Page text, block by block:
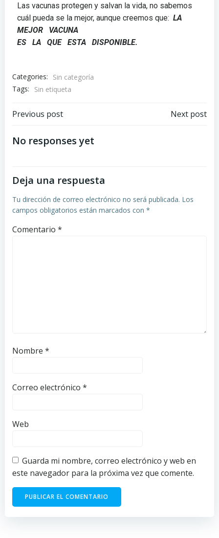
Las vacunas protegen y salvan la vida, no sabemos
cuál pueda se la mejor, aunque creemos que: LA
MEJOR VACUNA
ES LA QUE ESTA DISPONIBLE.
Categories:
Sin categoría
Tags:
Sin etiqueta
Previous post Next post
No responses yet
Deja una respuesta
Tu dirección de correo electrónico no será publicada. Los
campos obligatorios están marcados con *
Comentario *
Nombre *
Correo electrónico *
Web
Guarda mi nombre, correo electrónico y web en
este navegador para la próxima vez que comente.